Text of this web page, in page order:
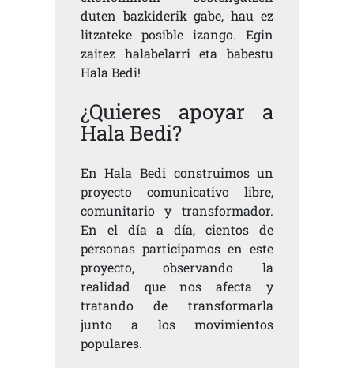
duten bazkiderik gabe, hau ez
litzateke posible izango. Egin
zaitez halabelarri eta babestu
Hala Bedi!
¿Quieres apoyar a
Hala Bedi?
En Hala Bedi construimos un
proyecto comunicativo libre,
comunitario y transformador.
En el día a día, cientos de
personas participamos en este
proyecto, observando la
realidad que nos afecta y
tratando de transformarla
junto a los movimientos
populares.